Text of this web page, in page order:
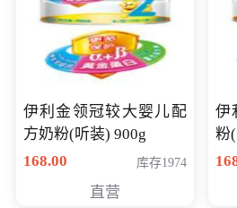
伊利金领冠较大婴儿配
方奶粉(听装) 900g
168.00
库存1974
直营
伊
粉